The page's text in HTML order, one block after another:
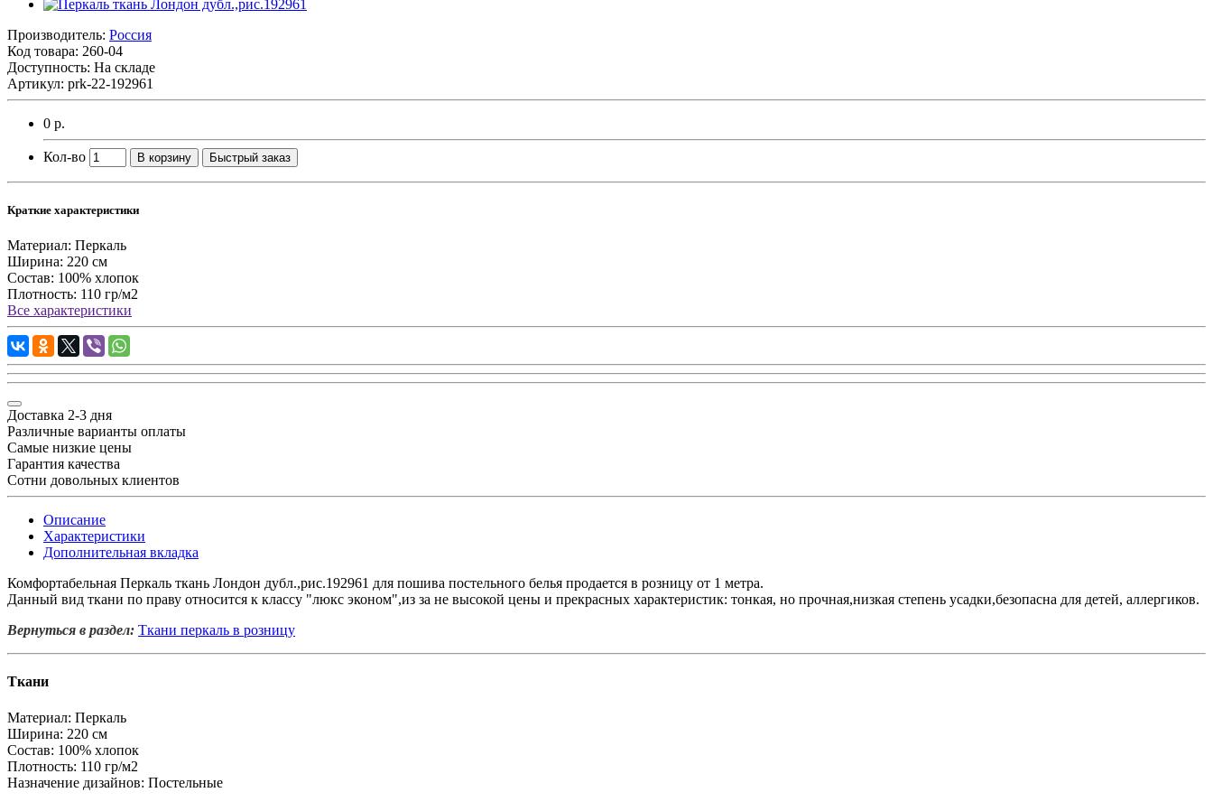
Производитель: Россия
Код товара: 260-04
Доступность: На складе
Артикул: prk-22-192961
0 р.
Кол-во В корзину Быстрый заказ
Краткие характеристики
Материал: Перкаль
Ширина: 220 см
Состав: 100% хлопок
Плотность: 110 гр/м2
Все характеристики
Доставка 2-3 дня
Различные варианты оплаты
Самые низкие цены
Гарантия качества
Сотни довольных клиентов
Описание
Характеристики
Дополнительная вкладка
Комфортабельная Перкаль ткань Лондон дубл.,рис.192961 для пошива постельного белья продается в розницу от 1 метра.
Данный вид ткани по праву относится к классу "люкс эконом",из за не высокой цены и прекрасных характеристик: тонкая, но прочная,низкая степень усадки,безопасна для детей, аллергиков.
Вернуться в раздел: Ткани перкаль в розницу
Ткани
Материал: Перкаль
Ширина: 220 см
Состав: 100% хлопок
Плотность: 110 гр/м2
Назначение дизайнов: Постельные